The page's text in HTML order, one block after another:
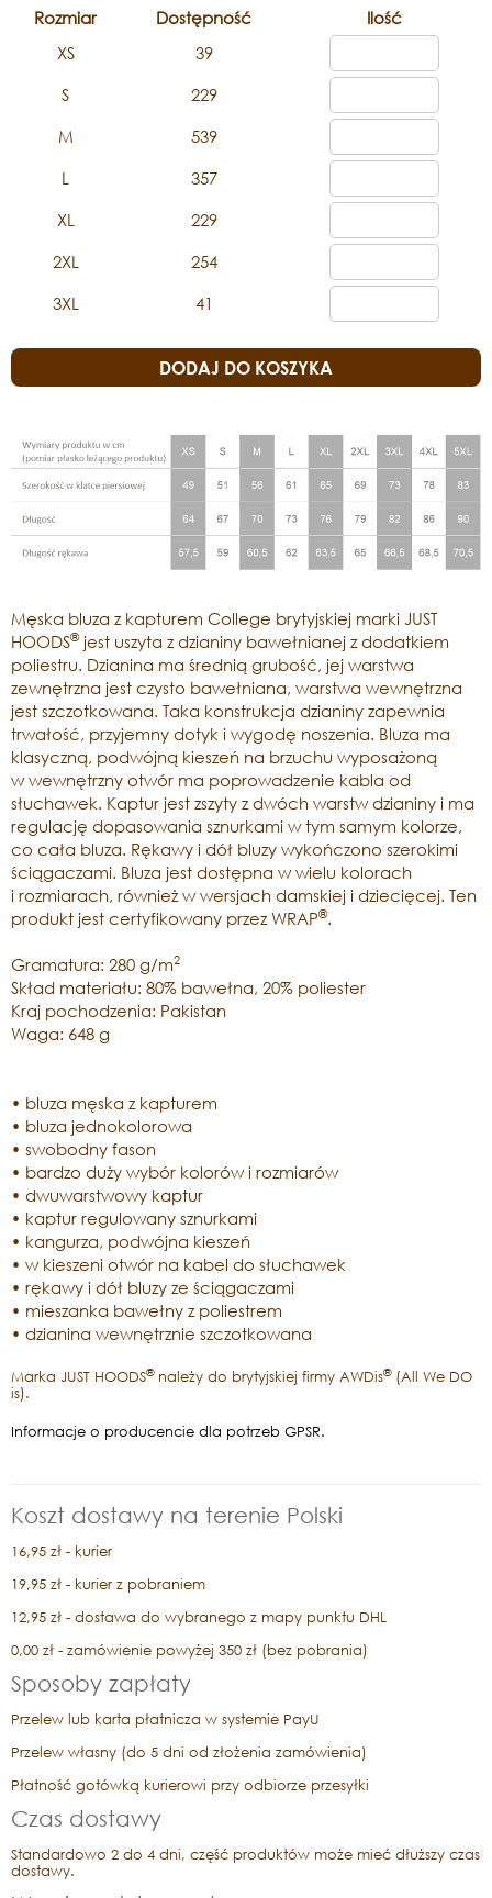
Rozmiar Dostępność
Ilość
XS
39
S
229
M
539
L
357
XL
229
2XL
254
3XL
41
DODAJ DO KOSZYKA
Męska bluza z kapturem College brytyjskiej marki JUST
HOODS®jest uszyta z dzianiny bawełnianej z dodatkiem
poliestru. Dzianina ma średnią grubość, jej warstwa
zewnętrzna jest czysto bawełniana, warstwa wewnętrzna
jest szczotkowana. Taka konstrukcja dzianiny zapewnia
trwałość, przyjemny dotyk i wygodę noszenia. Bluza ma
klasyczną, podwójną kieszeń na brzuchu wyposażoną
w wewnętrzny otwór ma poprowadzenie kabla od
słuchawek. Kaptur jest zszyty z dwóch warstw dzianiny i ma
regulację dopasowania sznurkami w tym samym kolorze,
co cała bluza. Rękawy i dół bluzy wykończono szerokimi
ściągaczami. Bluza jest dostępna w wielu kolorach
i rozmiarach, również w wersjach damskiej i dziecięcej. Ten
produkt jest certyfikowany przez WRAP®.
Gramatura: 280 g/m2
Skład materiału: 80% bawełna, 20% poliester
Kraj pochodzenia: Pakistan
Waga: 648 g
• bluza męska z kapturem
• bluza jednokolorowa
• swobodny fason
• bardzo duży wybór kolorów i rozmiarów
• dwuwarstwowy kaptur
• kaptur regulowany sznurkami
• kangurza, podwójna kieszeń
• w kieszeni otwór na kabel do słuchawek
• rękawy i dół bluzy ze ściągaczami
• mieszanka bawełny z poliestrem
• dzianina wewnętrznie szczotkowana
Marka JUST HOODS®należy do brytyjskiej firmy AWDis®(All We DO
is).
Informacje o producencie dla potrzeb GPSR.
Koszt dostawy na terenie Polski
16,95 zł - kurier
19,95 zł - kurier z pobraniem
12,95 zł - dostawa do wybranego z mapy punktu DHL
0,00 zł - zamówienie powyżej 350 zł (bez pobrania)
Sposoby zapłaty
Przelew lub karta płatnicza w systemie PayU
Przelew własny (do 5 dni od złożenia zamówienia)
Płatność gotówką kurierowi przy odbiorze przesyłki
Czas dostawy
Standardowo 2 do 4 dni, część produktów może mieć dłuższy czas
dostawy.